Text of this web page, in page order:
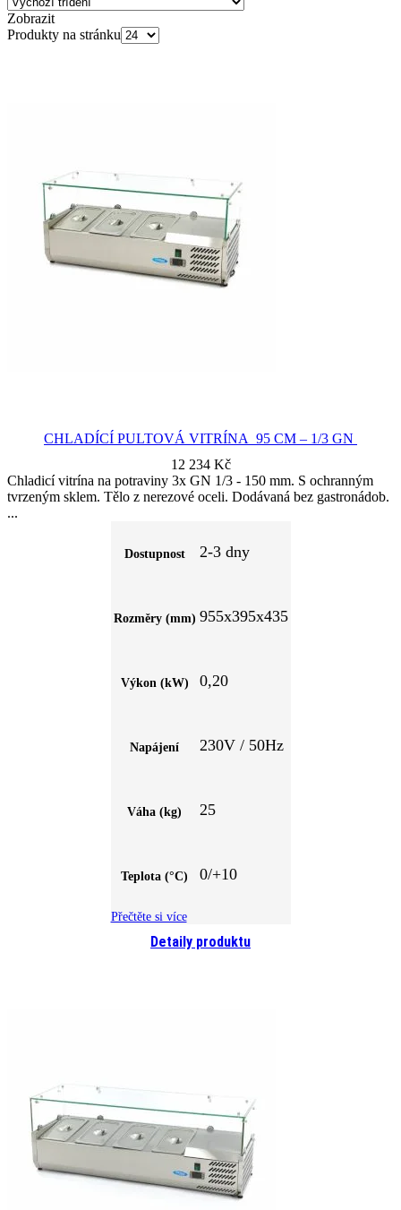
Zobrazit
Produkty na stránku
CHLADÍCÍ PULTOVÁ VITRÍNA 95 CM – 1/3 GN
12 234 Kč
Detaily produktu
Chladicí vitrína na potraviny 3x GN 1/3 - 150 mm. S ochranným
tvrzeným sklem. Tělo z nerezové oceli. Dodávaná bez gastronádob.
Dostupnost 2-3 dny
Rozměry (mm) 955x395x435
Výkon (kW) 0,20
Napájení 230V / 50Hz
Váha (kg) 25
Teplota (°C) 0/+10
Přečtěte si více